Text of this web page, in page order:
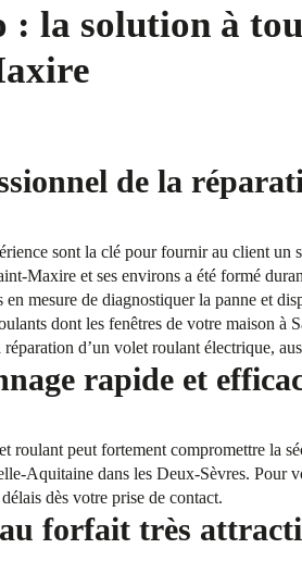
: la solution à
de la
sont la clé pour fournir au client
Maxire et ses environs a été formé
en mesure de diagnostiquer la panne et
dont les fenêtres de votre maison à
d’un volet roulant électrique,
rapide et
roulant peut fortement compromettre la
Aquitaine dans les Deux-Sèvres. Pour
dès votre prise de contact.
forfait très